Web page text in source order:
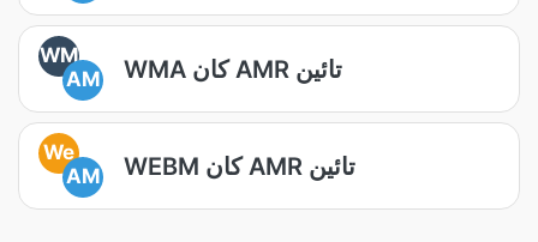
WM
AM
WMA کان AMR تائين
We
AM
WEBM کان AMR تائين